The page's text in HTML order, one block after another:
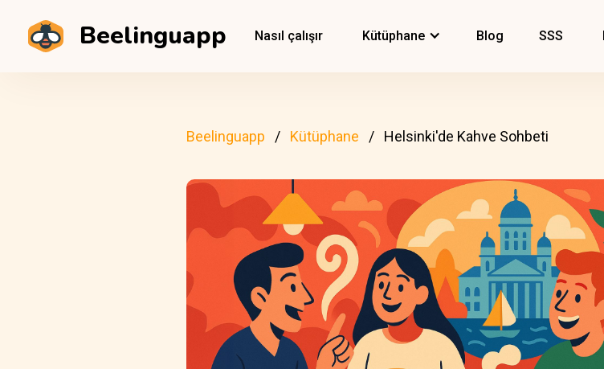
Beelinguapp Nasıl çalışır Kütüphane Blog SSS
Beelinguapp Kütüphane Helsinki'de Kahve Sohbeti